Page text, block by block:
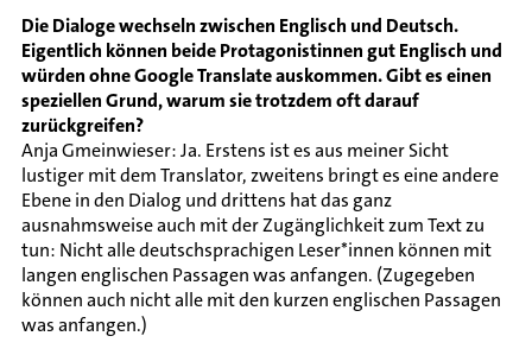
Die Dialoge wechseln zwischen Englisch und Deutsch.
Eigentlich können beide Protagonistinnen gut Englisch und
würden ohne Google Translate auskommen. Gibt es einen
speziellen Grund, warum sie trotzdem oft darauf
zurückgreifen?
Anja Gmeinwieser: Ja. Erstens ist es aus meiner Sicht
lustiger mit dem Translator, zweitens bringt es eine andere
Ebene in den Dialog und drittens hat das ganz
ausnahmsweise auch mit der Zugänglichkeit zum Text zu
tun: Nicht alle deutschsprachigen Leser*innen können mit
langen englischen Passagen was anfangen. (Zugegeben
können auch nicht alle mit den kurzen englischen Passagen
was anfangen.)